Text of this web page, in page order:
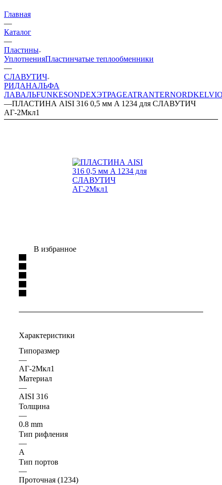
Главная
—
Каталог
—
Пластины
УплотненияПластинчатые теплообменники
—
СЛАВУТИЧ
РИДАНАЛЬФА
ЛАВАЛЬFUNKESONDEXЭТРАGEATRANTERNORD
—ПЛАСТИНА AISI 316 0,5 мм A 1234 для СЛАВУТИЧ
АГ-2Мкл1
В избранное
Характеристики
Типоразмер
—
АГ-2Мкл1
Материал
—
AISI 316
Толщина
—
0.8 mm
Тип рифления
—
А
Тип портов
—
Проточная (1234)